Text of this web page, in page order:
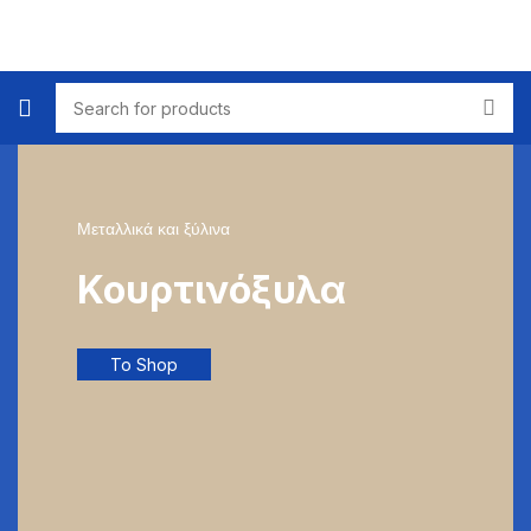
Μεταλλικά και ξύλινα
Κουρτινόξυλα
To Shop